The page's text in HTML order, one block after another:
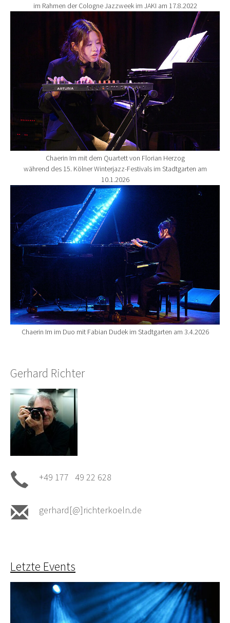
im Rahmen der Cologne Jazzweek im JAKI am 17.8.2022
Show larger version for:
Chaerin Im mit dem Quartett von Florian Herzog
während des 15. Kölner Winterjazz-Festivals im Stadtgarten am
10.1.2026
Show larger version for:
Chaerin Im im Duo mit Fabian Dudek im Stadtgarten am 3.4.2026
Gerhard Richter
+49 177 49 22 628
gerhard[@]richterkoeln.de
Letzte Events